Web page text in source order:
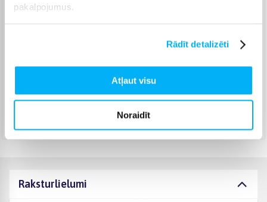
pakalpojumus.
Rādīt detalizēti
Atļaut visu
Noraidīt
4,99 €)
Augusts 27d. - Septembris 4d.
Raksturlielumi